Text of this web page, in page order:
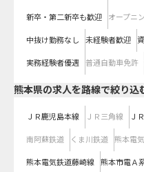
新卒・第二新卒も歓迎 オープニ
中抜け勤務なし 未経験者歓迎
実務経験者優遇 普通自動車免許
熊本県の求人を路線で絞り込
ＪＲ鹿児島本線 ＪＲ三角線 Ｊ
南阿蘇鉄道 くま川鉄道 熊本電
熊本電気鉄道藤崎線 熊本市電Ａ